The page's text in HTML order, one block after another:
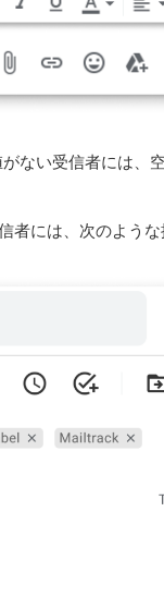
ない受信者には、
には、次のよう